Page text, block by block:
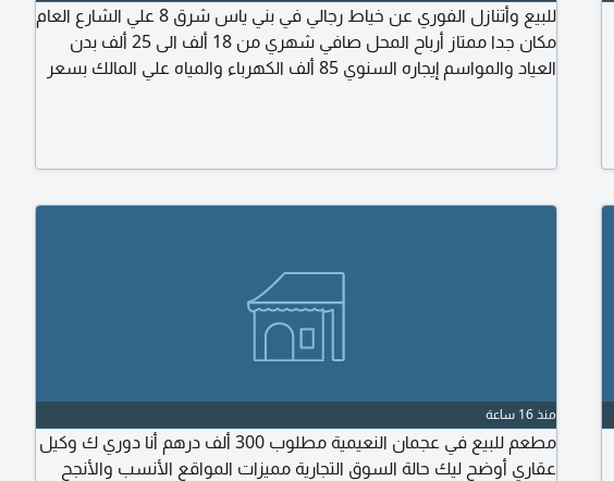
للبيع وأتنازل الفوري عن خياط رجالي في بني ياس شرق 8 علي الشارع العام
مكان جدا ممتاز أرباح المحل صافي شهري من 18 ألف الى 25 ألف بدن
العياد والمواسم إيجاره السنوي 85 ألف الكهرباء والمياه علي المالك بسعر
منذ 16 ساعة
مطعم للبيع في عجمان النعيمية مطلوب 300 ألف درهم أنا دوري ك وكيل
عقاري أوضح ليك حالة السوق التجارية مميزات المواقع الأنسب والأنجح